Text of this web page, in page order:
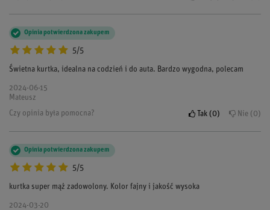
5/5
Opinia potwierdzona zakupem
Świetna kurtka, idealna na codzień i do auta. Bardzo wygodna, polecam
2024-06-15
Mateusz
Czy opinia była pomocna?
Tak 0 Nie 0
5/5
Opinia potwierdzona zakupem
kurtka super mąż zadowolony. Kolor fajny i jakość wysoka
2024-03-20